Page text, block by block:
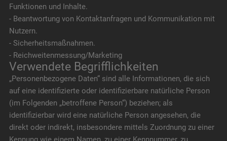
Funktionen und Inhalte.
- Beantwortung von Kontaktanfragen und Kommunikation mit
Nutzern.
- Sicherheitsmaßnahmen.
- Reichweitenmessung/Marketing
Verwendete Begrifflichkeiten
„Personenbezogene Daten“ sind alle Informationen, die sich
auf eine identifizierte oder identifizierbare natürliche Person
(im Folgenden „betroffene Person“) beziehen; als
identifizierbar wird eine natürliche Person angesehen, die
direkt oder indirekt, insbesondere mittels Zuordnung zu einer